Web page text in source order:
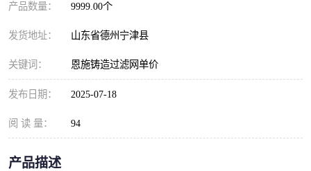
产品数量： 9999.00个
发货地址： 山东省德州宁津县
关键词： 恩施铸造过滤网单价
发布日期： 2025-07-18
阅 读 量： 94
产品描述